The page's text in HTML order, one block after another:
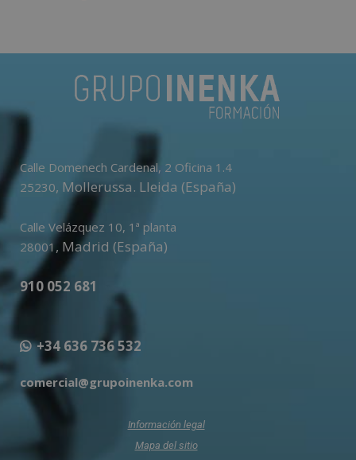
Calle Domenech Cardenal, 2 Oficina 1.4
25230, Mollerussa. Lleida (España)
Calle Velázquez 10, 1ª planta
28001, Madrid (España)
910 052 681
+34 636 736 532
comercial@grupoinenka.com
Información legal
Mapa del sitio